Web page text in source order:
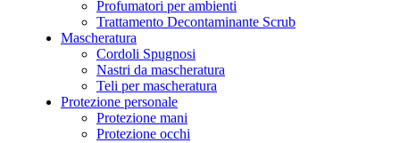
Tipologia lucidatura e decontaminazione
Profumatori per ambienti
Trattamento Decontaminante Scrub
Mascheratura
Cordoli Spugnosi
Nastri da mascheratura
Teli per mascheratura
Protezione personale
Protezione mani
Protezione occhi